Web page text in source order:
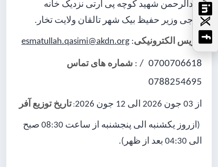
عبدالرحمن شهید کوچه پی آرتی نزدیک خانه
حاجی وزیر حفیظ بیک شهر تالقان ولایت تخار.
آدریس الکترونیکی:
esmatullah.qasimi@akdn.org
شماره های تماس : 0700706618 /
0788254695
تاریخ توزیع آفر: از 03 جون 2026 الی 12 جون 2026
(ازروز یکشنبه الی پنجشنبه از ساعت 08:30 صبح
الی 04:30 بعد از ظهر).